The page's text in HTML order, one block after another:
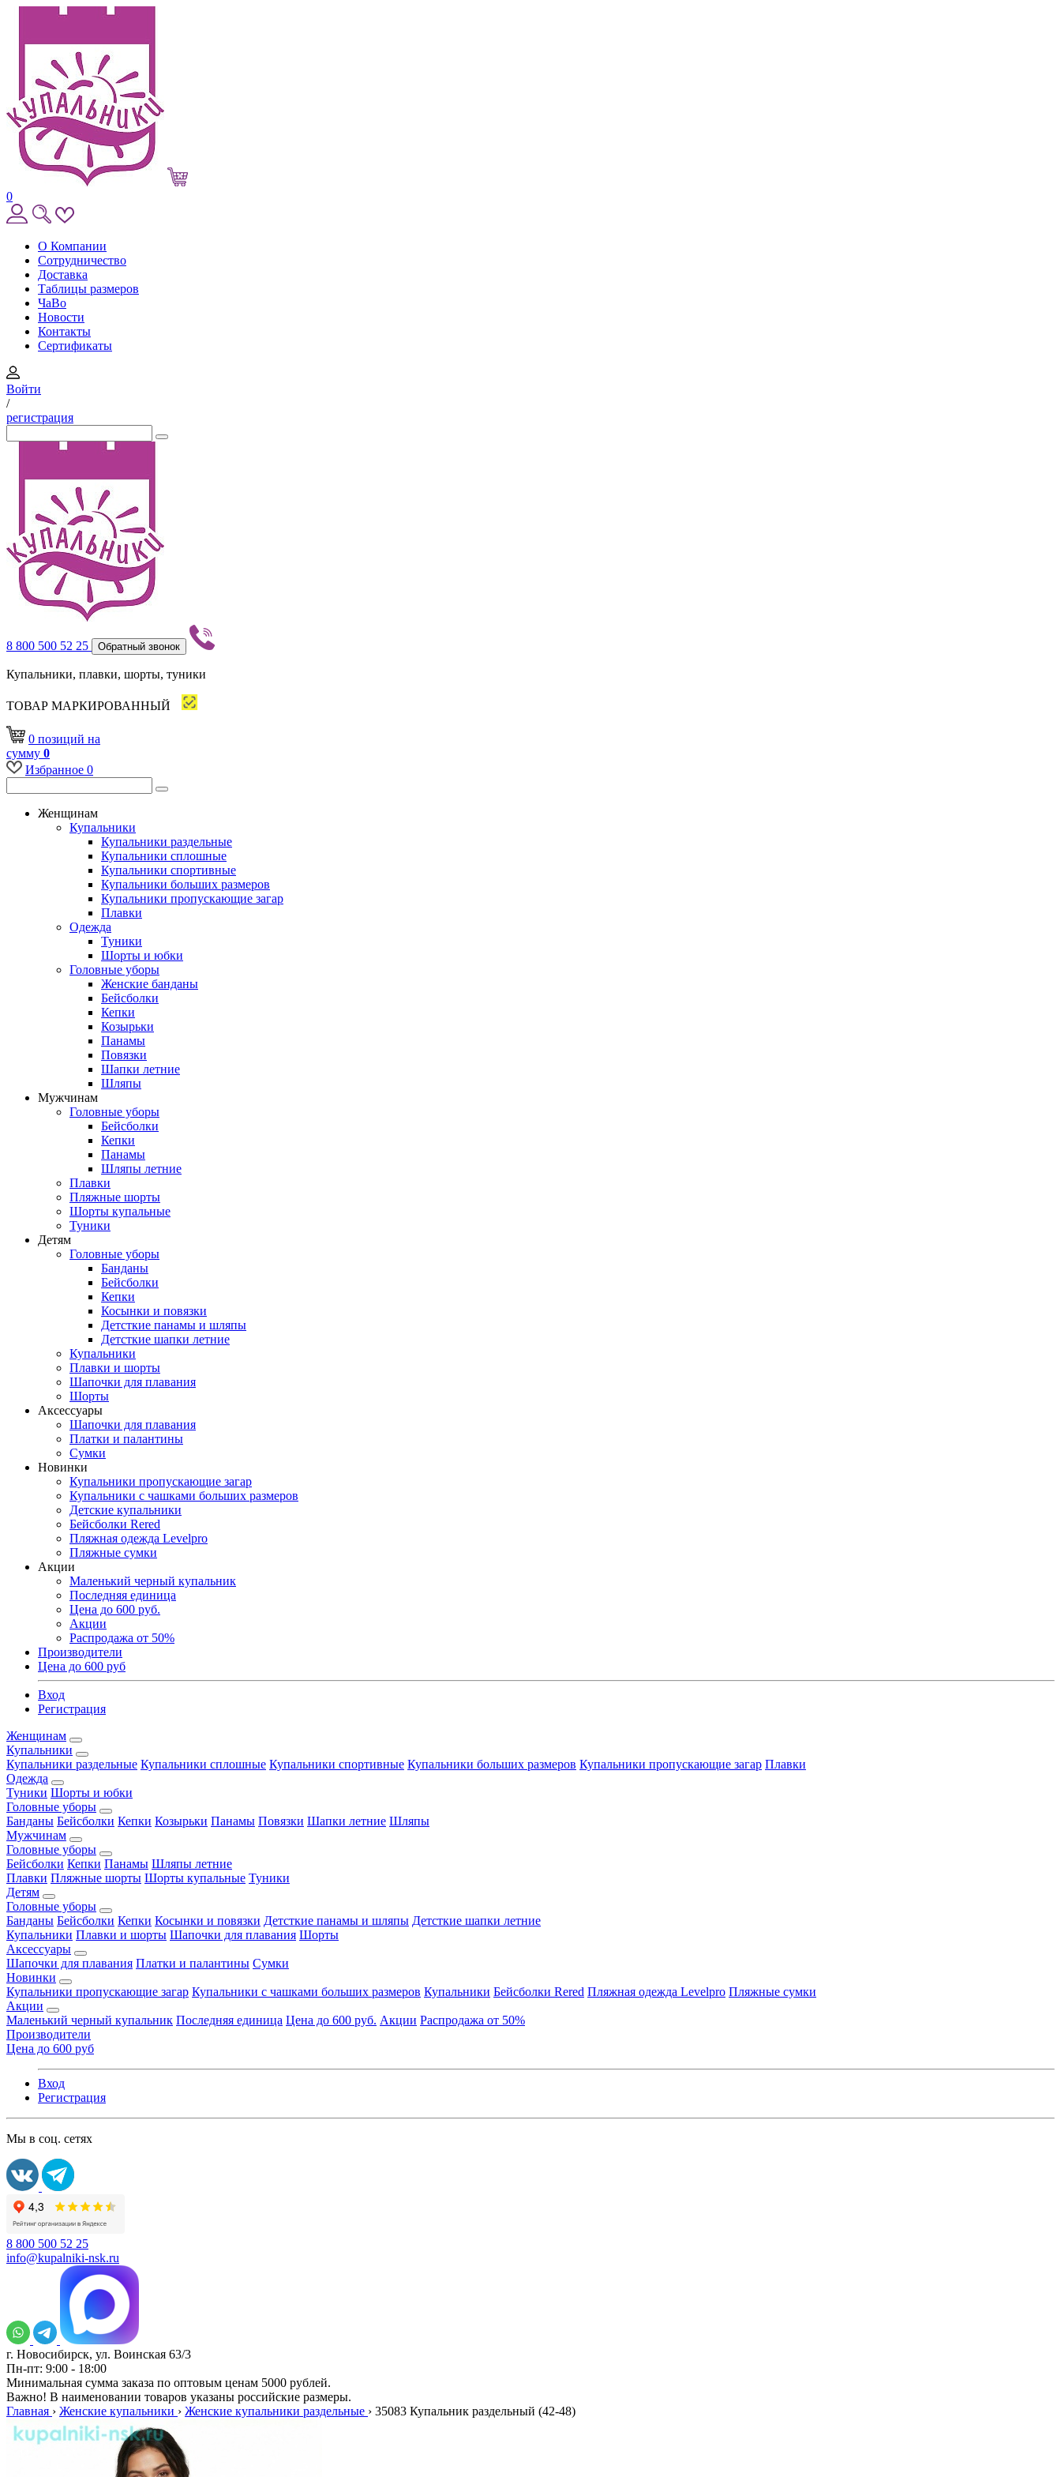
0
О Компании
Сотрудничество
Доставка
Таблицы размеров
ЧаВо
Новости
Контакты
Сертификаты
Войти
/
регистрация
8 800 500 52 25 Обратный звонок
Купальники, плавки, шорты, туники
ТОВАР МАРКИРОВАННЫЙ
0 позиций на
сумму 0
Избранное 0
Женщинам
Купальники
Купальники раздельные
Купальники сплошные
Купальники спортивные
Купальники больших размеров
Купальники пропускающие загар
Плавки
Одежда
Туники
Шорты и юбки
Головные уборы
Женские банданы
Бейсболки
Кепки
Козырьки
Панамы
Повязки
Шапки летние
Шляпы
Мужчинам
Головные уборы
Бейсболки
Кепки
Панамы
Шляпы летние
Плавки
Пляжные шорты
Шорты купальные
Туники
Детям
Головные уборы
Банданы
Бейсболки
Кепки
Косынки и повязки
Детсткие панамы и шляпы
Детсткие шапки летние
Купальники
Плавки и шорты
Шапочки для плавания
Шорты
Аксессуары
Шапочки для плавания
Платки и палантины
Сумки
Новинки
Купальники пропускающие загар
Купальники с чашками больших размеров
Детские купальники
Бейсболки Rered
Пляжная одежда Levelpro
Пляжные сумки
Акции
Маленький черный купальник
Последняя единица
Цена до 600 руб.
Акции
Распродажа от 50%
Производители
Цена до 600 руб
Вход
Регистрация
Женщинам
Купальники
Купальники раздельные Купальники сплошные Купальники спортивные Купальники больших размеров Купальники пропускающие загар Плавки
Одежда
Туники Шорты и юбки
Головные уборы
Банданы Бейсболки Кепки Козырьки Панамы Повязки Шапки летние Шляпы
Мужчинам
Головные уборы
Бейсболки Кепки Панамы Шляпы летние
Плавки Пляжные шорты Шорты купальные Туники
Детям
Головные уборы
Банданы Бейсболки Кепки Косынки и повязки Детсткие панамы и шляпы Детсткие шапки летние
Купальники Плавки и шорты Шапочки для плавания Шорты
Аксессуары
Шапочки для плавания Платки и палантины Сумки
Новинки
Купальники пропускающие загар Купальники с чашками больших размеров Купальники Бейсболки Rered Пляжная одежда Levelpro Пляжные сумки
Акции
Маленький черный купальник Последняя единица Цена до 600 руб. Акции Распродажа от 50%
Производители
Цена до 600 руб
Вход
Регистрация
Мы в соц. сетях
8 800 500 52 25
info@kupalniki-nsk.ru
г. Новосибирск, ул. Воинская 63/3
Пн-пт: 9:00 - 18:00
Минимальная сумма заказа по оптовым ценам 5000 рублей.
Важно! В наименовании товаров указаны российские размеры.
Главная › Женские купальники › Женские купальники раздельные › 35083 Купальник раздельный (42-48)